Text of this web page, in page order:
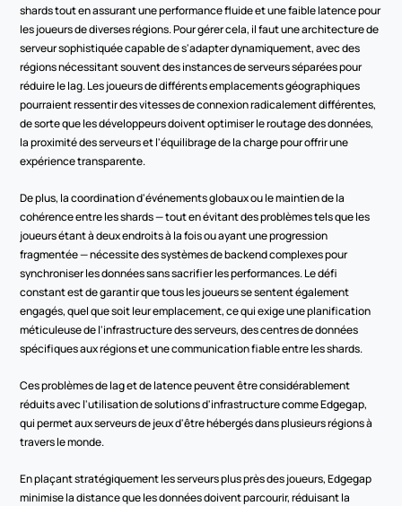
shards tout en assurant une performance fluide et une faible latence pour
les joueurs de diverses régions. Pour gérer cela, il faut une architecture de
serveur sophistiquée capable de s'adapter dynamiquement, avec des
régions nécessitant souvent des instances de serveurs séparées pour
réduire le lag. Les joueurs de différents emplacements géographiques
pourraient ressentir des vitesses de connexion radicalement différentes,
de sorte que les développeurs doivent optimiser le routage des données,
la proximité des serveurs et l'équilibrage de la charge pour offrir une
expérience transparente.
De plus, la coordination d'événements globaux ou le maintien de la
cohérence entre les shards — tout en évitant des problèmes tels que les
joueurs étant à deux endroits à la fois ou ayant une progression
fragmentée — nécessite des systèmes de backend complexes pour
synchroniser les données sans sacrifier les performances. Le défi
constant est de garantir que tous les joueurs se sentent également
engagés, quel que soit leur emplacement, ce qui exige une planification
méticuleuse de l'infrastructure des serveurs, des centres de données
spécifiques aux régions et une communication fiable entre les shards.
Ces problèmes de lag et de latence peuvent être considérablement
réduits avec l'utilisation de solutions d'infrastructure comme Edgegap,
qui permet aux serveurs de jeux d'être hébergés dans plusieurs régions à
travers le monde.
En plaçant stratégiquement les serveurs plus près des joueurs, Edgegap
minimise la distance que les données doivent parcourir, réduisant la